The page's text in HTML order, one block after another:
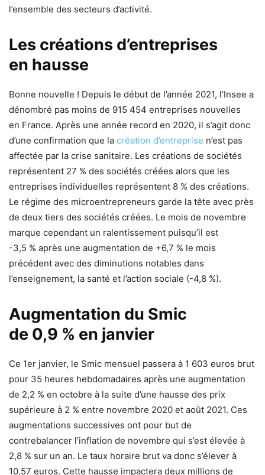
l’ensemble des secteurs d’activité.
Les créations d’entreprises
en hausse
Bonne nouvelle ! Depuis le début de l’année 2021, l’Insee a
dénombré pas moins de 915 454 entreprises nouvelles
en France. Après une année record en 2020, il s’agit donc
d’une confirmation que la création d’entreprise n’est pas
affectée par la crise sanitaire. Les créations de sociétés
représentent 27 % des sociétés créées alors que les
entreprises individuelles représentent 8 % des créations.
Le régime des microentrepreneurs garde la tête avec près
de deux tiers des sociétés créées. Le mois de novembre
marque cependant un ralentissement puisqu’il est
-3,5 % après une augmentation de +6,7 % le mois
précédent avec des diminutions notables dans
l’enseignement, la santé et l’action sociale (-4,8 %).
Augmentation du Smic
de 0,9 % en janvier
Ce 1er janvier, le Smic mensuel passera à 1 603 euros brut
pour 35 heures hebdomadaires après une augmentation
de 2,2 % en octobre à la suite d’une hausse des prix
supérieure à 2 % entre novembre 2020 et août 2021​. Ces
augmentations successives ont pour but de
contrebalancer l’inflation de novembre qui s’est élevée à
2,8 % sur un an. Le taux horaire brut va donc s’élever à
10,57 euros. Cette hausse impactera deux millions de